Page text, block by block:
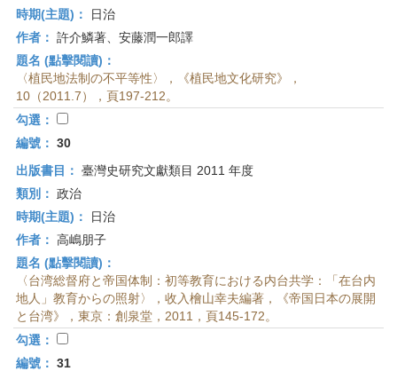
時期(主題)：
日治
作者： 許介鱗著、安藤潤一郎譯
題名 (點擊閱讀)：
〈植民地法制の不平等性〉，《植民地文化研究》，
10（2011.7），頁197-212。
勾選：
編號： 30
出版書目： 臺灣史研究文獻類目 2011 年度
類別： 政治
時期(主題)：
日治
作者： 高嶋朋子
題名 (點擊閱讀)：
〈台湾総督府と帝国体制：初等教育における内台共学：「在台内
地人」教育からの照射〉，收入檜山幸夫編著，《帝国日本の展開
と台湾》，東京：創泉堂，2011，頁145-172。
勾選：
編號： 31